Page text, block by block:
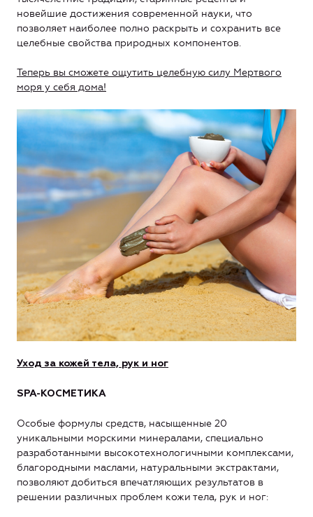
новейшие достижения современной науки, что
позволяет наиболее полно раскрыть и сохранить все
целебные свойства природных компонентов.
Теперь вы сможете ощутить целебную силу Мертвого
моря у себя дома!
Уход за кожей тела, рук и ног
SPA-КОСМЕТИКА
Особые формулы средств, насыщенные 20
уникальными морскими минералами, специально
разработанными высокотехнологичными комплексами,
благородными маслами, натуральными экстрактами,
позволяют добиться впечатляющих результатов в
решении различных проблем кожи тела, рук и ног: